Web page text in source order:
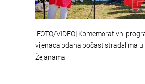
[FOTO/VIDEO] Komemorativni
vijenaca odana počast stradalima
Žejanama